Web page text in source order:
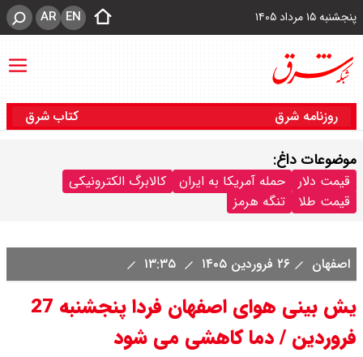
پنجشنبه ۱۵ مرداد ۱۴۰۵ EN
AR
روزنامه شرق کتاب شرق
موضوعات داغ:
قیمت دلار حمله آمریکا به ایران
کالابرگ الکترونیکی
قیمت طلا
تنگه هرمز
اصفهان ۲۶ فروردین ۱۴۰۵
یش بینی هوای اصفهان فردا پنجشنبه 27
فروردین / دما کاهشی می شود